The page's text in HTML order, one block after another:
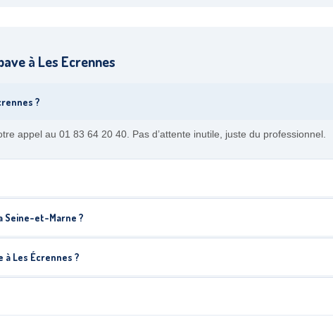
à Les Ecrennes
?
appel au 01 83 64 20 40. Pas d’attente inutile, juste du professionnel.
Seine-et-Marne ?
Les Écrennes ?